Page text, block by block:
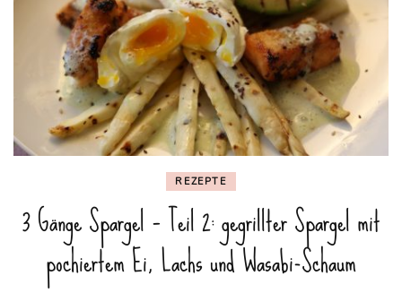
REZEPTE
3 Gänge Spargel – Teil 2: gegrillter Spargel mit
pochiertem Ei, Lachs und Wasabi-Schaum